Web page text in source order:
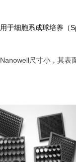
Nanowell尺寸小，其表